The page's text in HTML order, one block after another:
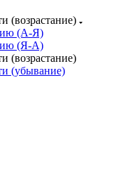
(возрастание)
(А-Я)
(Я-А)
(возрастание)
(убывание)